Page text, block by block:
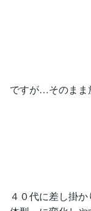
ですが…そのまま
４０代に差し掛